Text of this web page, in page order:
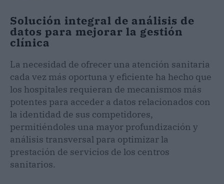
Solución integral de análisis de
datos para mejorar la gestión
clínica
La necesidad de ofrecer una atención sanitaria
cada vez más oportuna y eficiente ha hecho que
los hospitales requieran de mecanismos más
potentes para acceder a datos relacionados con
la identidad de sus competidores,
permitiéndoles una mayor profundización y
análisis transversal para optimizar la
prestación de servicios de los centros
sanitarios.